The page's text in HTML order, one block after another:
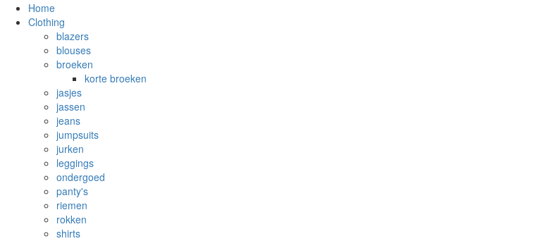
Home
Clothing
blazers
blouses
broeken
korte broeken
jasjes
jassen
jeans
jumpsuits
jurken
leggings
ondergoed
panty's
riemen
rokken
shirts